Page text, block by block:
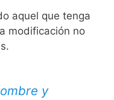
aquel que tenga
modificación no
y